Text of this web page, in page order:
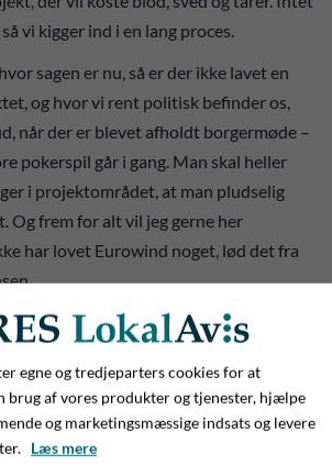
vi kigger ind i en lang proces.
sagen er nu, så er der ikke lavet en
og hvor vi rent politisk befinder os,
når der er blevet afholdt borgermøde –
pokerspil går i gang. Man skal heller
i projektområdet, at man pludselig
Og frem for alt vil jeg gerne her
har lovet Eurowind noget, lød det fra
egne og tredjeparters cookies for at
brug af vores produkter og tjenester, hjælpe
og marketingsmæssige indsats og levere
Læs mere